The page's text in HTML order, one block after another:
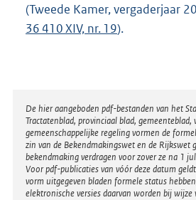
(Tweede Kamer, vergaderjaar
36 410 XIV, nr. 19).
Disclaimer
De hier aangeboden pdf-bestanden van het
Tractatenblad, provinciaal blad, gemeenteblad,
gemeenschappelijke regeling vormen de
zin van de Bekendmakingswet en de Rijkswet
bekendmaking verdragen voor zover ze na 1
Voor pdf-publicaties van vóór deze datum
vorm uitgegeven bladen formele status
elektronische versies daarvan worden bij wijze